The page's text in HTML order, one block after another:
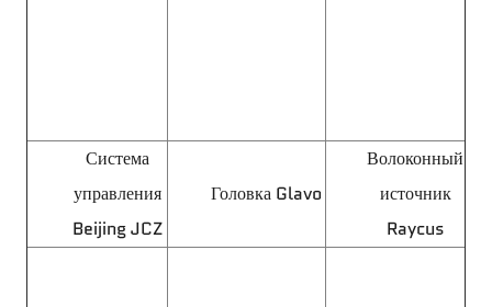
Система
управления
Beijing JCZ
Головка Glavo
Волоконный
источник
Raycus